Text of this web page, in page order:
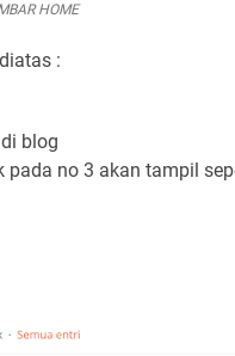
HOME
:
blog
no 3 akan tampil